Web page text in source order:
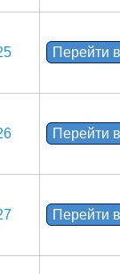
Перейти
Перейти
Перейти